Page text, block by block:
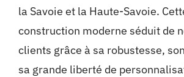
la Savoie et la Haute-Savoie.
construction moderne séduit de
clients grâce à sa robustesse,
sa grande liberté de